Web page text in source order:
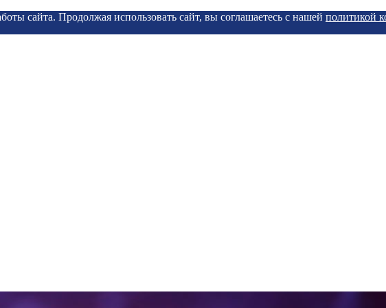
сайта. Продолжая использовать сайт, вы соглашаетесь с нашей политикой